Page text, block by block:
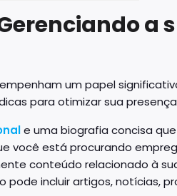
a
um papel
para otimizar sua presença
e uma biografia concisa
você está procurando
conteúdo relacionado à
pode incluir artigos, notícias,